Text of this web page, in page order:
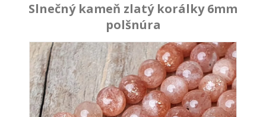
Slnečný kameň zlatý korálky 6mm
polšnúra